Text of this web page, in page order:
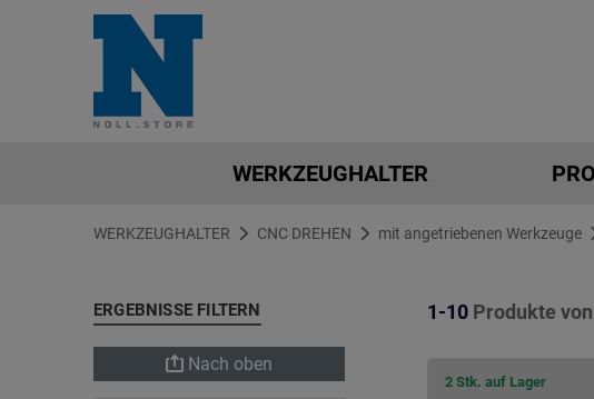
WERKZEUGHALTER
WERKZEUGHALTER CNC DREHEN mit angetriebenen Werkzeuge
ERGEBNISSE FILTERN
Nach oben
1-10 Produkte von
2 Stk. auf Lager